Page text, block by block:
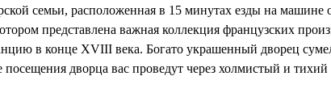
семьи, расположенная в 15 минутах езды на
представлена важная коллекция французских
в конце XVIII века. Богато украшенный дворец
дворца вас проведут через холмистый и тихий